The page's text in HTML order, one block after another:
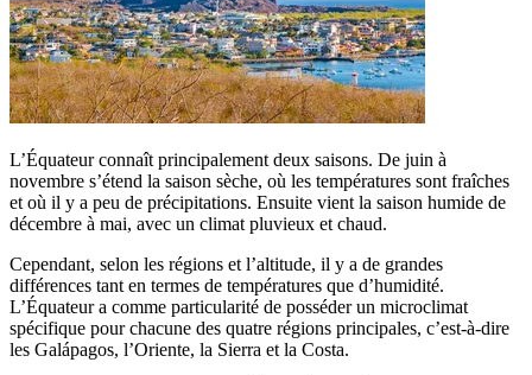
L’Équateur connaît principalement deux saisons. De juin à
novembre s’étend la saison sèche, où les températures sont fraîches
et où il y a peu de précipitations. Ensuite vient la saison humide de
décembre à mai, avec un climat pluvieux et chaud.
Cependant, selon les régions et l’altitude, il y a de grandes
différences tant en termes de températures que d’humidité.
L’Équateur a comme particularité de posséder un microclimat
spécifique pour chacune des quatre régions principales, c’est-à-dire
les Galápagos, l’Oriente, la Sierra et la Costa.